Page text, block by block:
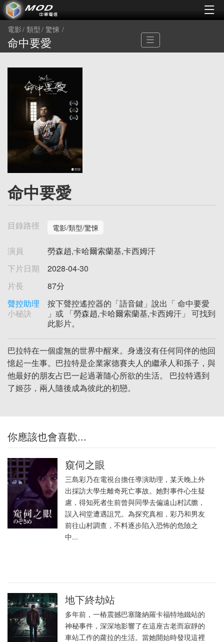
電影 類型 驚悚
命中要愛
命中要愛
目錄路徑 電影/類型/驚悚
演員
勞森趙,卡哈爾索蘭基,卡西姆汗
下片日期
2028-04-30
片長
87分
聲控助理
小秘訣
按下聲控遙控器的「語音鍵」說出「 命中要愛
」或 「勞森趙,卡哈爾索蘭基,卡西姆汗」 可找到
此影片。
巴拉特在一個虛無的世界中醒來。身邊沒有任何同伴的他回
憶起一生事。巴拉特是企業家德賽夫人的繼承人和孫子，與
他最好的朋友占巴一起過著隨心所欲的生活。 巴拉特遇到
了姬莎，兩人隨後成為彼此的初戀。
你應該也會喜歡...
窺伺之眼
三島彩乃在電視台擔任導演助理，某天晚上外
出採訪大學生離奇死亡事故。她對事件心生疑
慮，得知死者生前曾與同學去偏遠山村試膽，
誤入祠堂遭遇詛咒。為探究真相，彩乃和男友
前往山村調查，不料逐步陷入恐怖的危險之
中...
地下終劫站
多年前，一樁震撼巴塞隆納羅卡福特地鐵站的
神秘事件，深深地影響了在這座古老而寂靜的
車站工作的蘿拉的生活。當她開始時發現這裡